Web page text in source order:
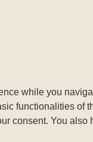
while you
functionalities
consent. You